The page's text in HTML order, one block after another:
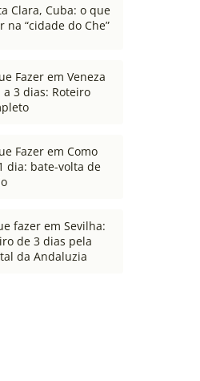
Clara, Cuba: o que
na “cidade do Che”
Fazer em Veneza
a 3 dias: Roteiro
Fazer em Como
dia: bate-volta de
fazer em Sevilha:
de 3 dias pela
da Andaluzia